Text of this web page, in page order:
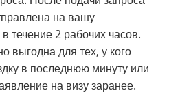
​​на вашу
течение 2 рабочих часов.
выгодна для тех, у кого
в последнюю минуту или
на визу заранее.